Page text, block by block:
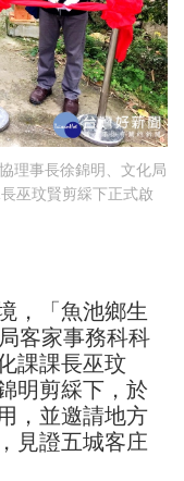
理事長徐錦明、文化局
巫玟賢剪綵下正式啟
，「魚池鄉生
客家事務科科
課課長巫玟
明剪綵下，於
，並邀請地方
見證五城客庄